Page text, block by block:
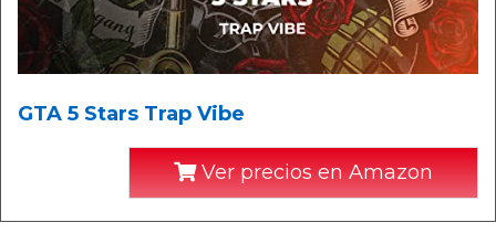
GTA 5 Stars Trap Vibe
Ver precios en Amazon